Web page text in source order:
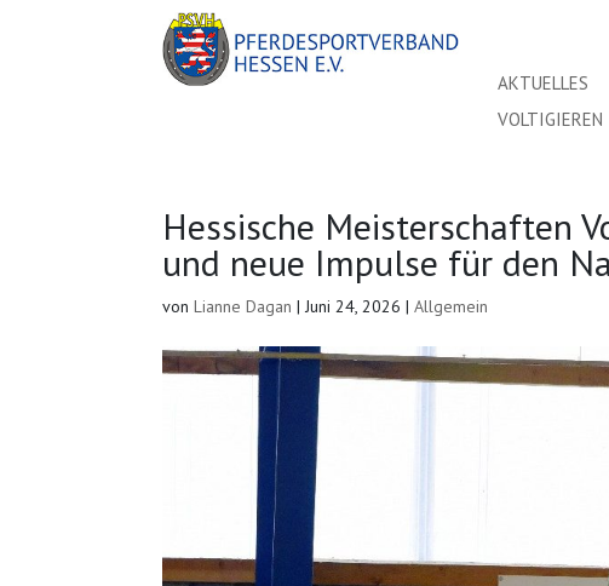
AKTUELLES
VOLTIGIEREN
Hessische Meisterschaften
und neue Impulse für den
vonLianne Dagan |Juni 24, 2026 |Allgemein